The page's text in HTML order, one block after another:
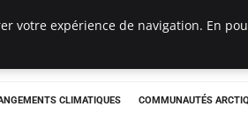
CLIMATIQUES COMMUNAUTÉS
votre expérience de navigation. En